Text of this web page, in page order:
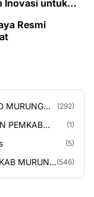
Inovasi untuk
Resmi
MURUNG
(292)
PEMKAB
(1)
(5)
MURUNG (546)